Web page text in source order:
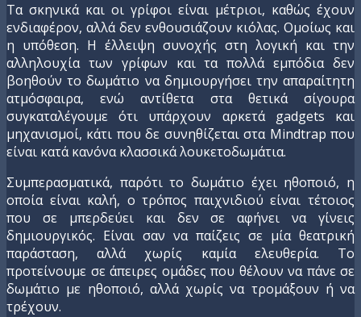
Τα σκηνικά και οι γρίφοι είναι μέτριοι, καθώς έχουν
ενδιαφέρον, αλλά δεν ενθουσιάζουν κιόλας. Ομοίως και
η υπόθεση. Η έλλειψη συνοχής στη λογική και την
αλληλουχία των γρίφων και τα πολλά εμπόδια δεν
βοηθούν το δωμάτιο να δημιουργήσει την απαραίτητη
ατμόσφαιρα, ενώ αντίθετα στα θετικά σίγουρα
συγκαταλέγουμε ότι υπάρχουν αρκετά gadgets και
μηχανισμοί, κάτι που δε συνηθίζεται στα Mindtrap που
είναι κατά κανόνα κλασσικά λουκετοδωμάτια.
Συμπερασματικά, παρότι το δωμάτιο έχει ηθοποιό, η
οποία είναι καλή, ο τρόπος παιχνιδιού είναι τέτοιος
που σε μπερδεύει και δεν σε αφήνει να γίνεις
δημιουργικός. Είναι σαν να παίζεις σε μία θεατρική
παράσταση, αλλά χωρίς καμία ελευθερία. Το
προτείνουμε σε άπειρες ομάδες που θέλουν να πάνε σε
δωμάτιο με ηθοποιό, αλλά χωρίς να τρομάξουν ή να
τρέχουν.